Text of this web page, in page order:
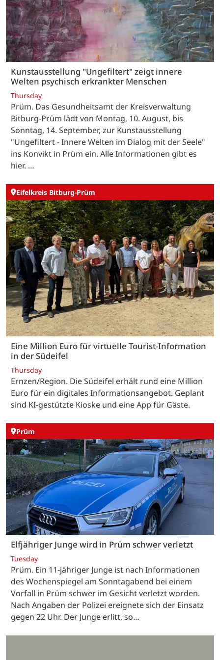
Kunstausstellung "Ungefiltert" zeigt innere
Welten psychisch erkrankter Menschen
Thursday
Prüm. Das Gesundheitsamt der Kreisverwaltung
Bitburg-Prüm lädt von Montag, 10. August, bis
Sonntag, 14. September, zur Kunstausstellung
"Ungefiltert - Innere Welten im Dialog mit der Seele"
ins Konvikt in Prüm ein. Alle Informationen gibt es
hier. …
Eifelkreis Bitburg-Prüm
Eine Million Euro für virtuelle Tourist-Information
in der Südeifel
Thursday
Ernzen/Region. Die Südeifel erhält rund eine Million
Euro für ein digitales Informationsangebot. Geplant
sind KI-gestützte Kioske und eine App für Gäste.
Prüm
Elfjähriger Junge wird in Prüm schwer verletzt
Tuesday
Prüm. Ein 11-jähriger Junge ist nach Informationen
des Wochenspiegel am Sonntagabend bei einem
Vorfall in Prüm schwer im Gesicht verletzt worden.
Nach Angaben der Polizei ereignete sich der Einsatz
gegen 22 Uhr. Der Junge erlitt, so…